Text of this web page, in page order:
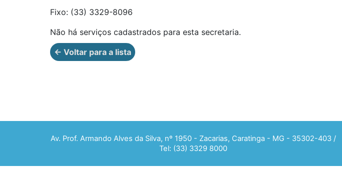
Fixo: (33) 3329-8096
Não há serviços cadastrados para esta secretaria.
← Voltar para a lista
Av. Prof. Armando Alves da Silva, nº 1950 - Zacarias, Caratinga - MG - 35302-403 /
Tel: (33) 3329 8000